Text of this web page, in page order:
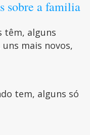
sobre a familia
têm, alguns
mais novos,
tem, alguns só